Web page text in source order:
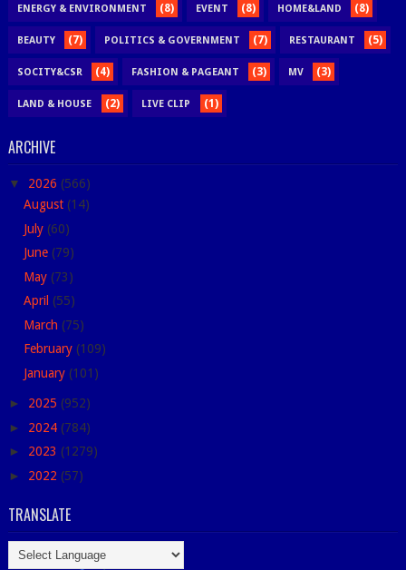
ENERGY & ENVIRONMENT (8) EVENT (8) HOME&LAND (8)
BEAUTY (7) POLITICS & GOVERNMENT (7) RESTAURANT (5)
SOCITY&CSR (4) FASHION & PAGEANT (3) MV (3)
LAND & HOUSE (2) LIVE CLIP (1)
ARCHIVE
▼ 2026 (566)
August (14)
July (60)
June (79)
May (73)
April (55)
March (75)
February (109)
January (101)
► 2025 (952)
► 2024 (784)
► 2023 (1279)
► 2022 (57)
TRANSLATE